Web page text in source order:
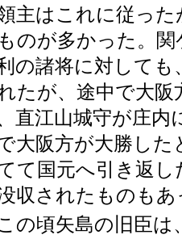
主はこれに従っ
のが多かった。
の諸将に対して
たが、途中で大
直江山城守が庄内
大阪方が大勝し
て国元へ引き返
収されたものもあ
の頃矢島の旧臣は